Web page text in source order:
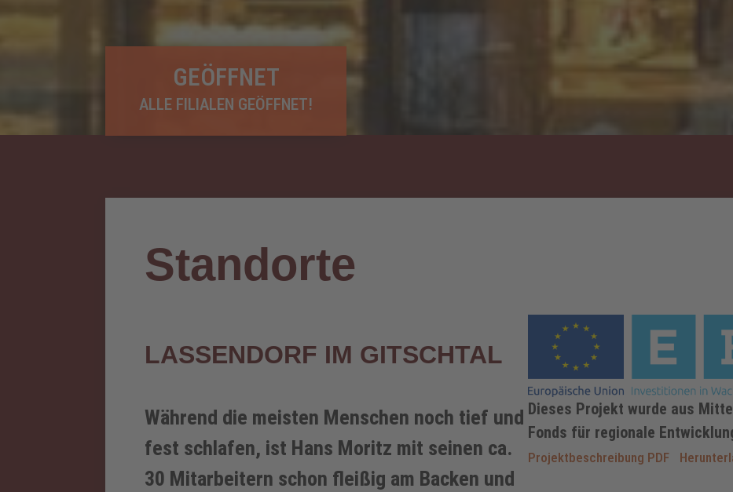
GEÖFFNET
ALLE FILIALEN GEÖFFNET!
Standorte
LASSENDORF IM GITSCHTAL
Während die meisten Menschen noch tief und
fest schlafen, ist Hans Moritz mit seinen ca.
30 Mitarbeitern schon fleißig am Backen und
Dieses Projekt wurde aus
Fonds für regionale
Projektbeschreibung PDF